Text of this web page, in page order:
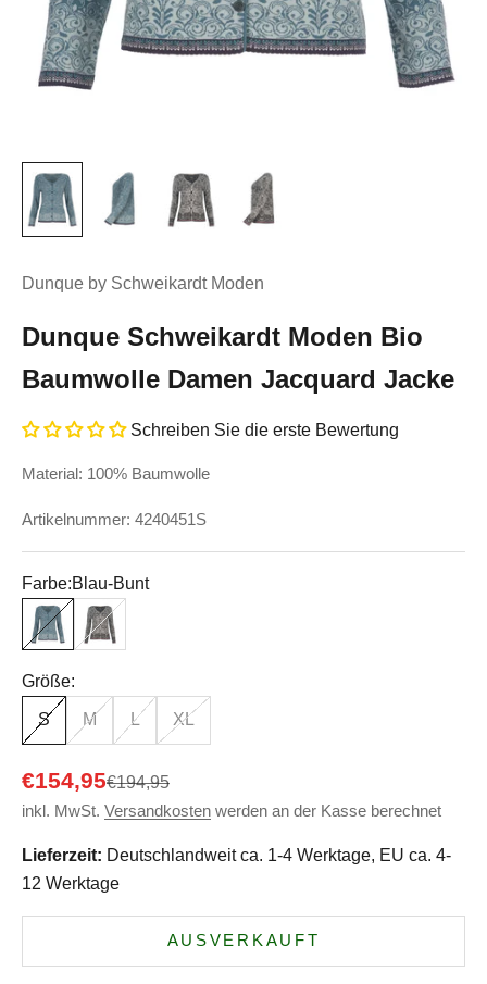
Dunque by Schweikardt Moden
Dunque Schweikardt Moden Bio
Baumwolle Damen Jacquard Jacke
Schreiben Sie die erste Bewertung
Material: 100% Baumwolle
Artikelnummer: 4240451S
Farbe:Blau-Bunt
Blau-BuntSchwarz-Bunt
Größe:
S M L XL
Angebot
€154,95Regulärer Preis
€194,95
inkl. MwSt. Versandkosten werden an der Kasse berechnet
Lieferzeit: Deutschlandweit ca. 1-4 Werktage, EU ca. 4-
12 Werktage
AUSVERKAUFT